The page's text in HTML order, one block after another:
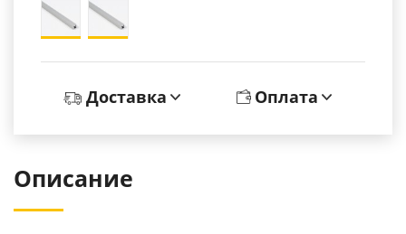
Доставка Оплата
Описание